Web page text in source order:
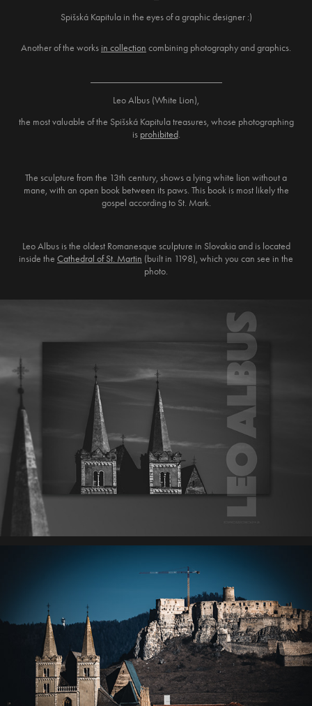
Spišská Kapitula in the eyes of a graphic designer :)
Another of the works in collection combining photography and graphics.
Leo Albus (White Lion),
the most valuable of the Spišská Kapitula treasures, whose photographing
is prohibited.
The sculpture from the 13th century, shows a lying white lion without a
mane, with an open book between its paws. This book is most likely the
gospel according to St. Mark.
Leo Albus is the oldest Romanesque sculpture in Slovakia and is located
inside the Cathedral of St. Martin (built in 1198), which you can see in the
photo.